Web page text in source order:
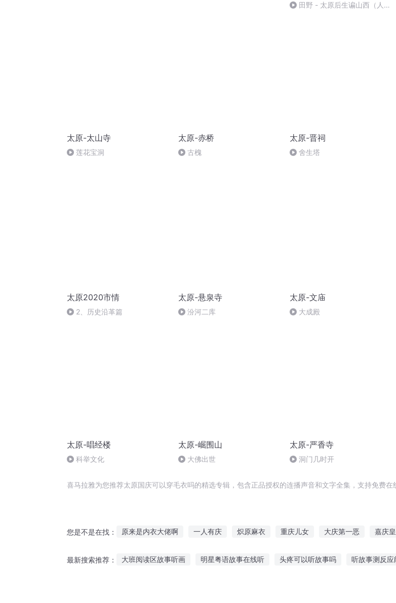
田野 - 太原后生谝山西（人说
太原-太山寺
莲花宝洞
太原-赤桥
古槐
太原-晋祠
舍生塔
太原2020市情
2、历史沿革篇
太原-悬泉寺
汾河二库
太原-文庙
大成殿
太原-唱经楼
科举文化
太原-崛围山
大佛出世
太原-严香寺
洞门几时开
喜马拉雅为您推荐太原国庆可以穿毛衣吗的精选专辑，包含正品授权的连播声音和文字全集，支持免费在
您是不是在找： 原来是内衣大佬啊 一人有庆 炽原麻衣 重庆儿女 大庆第一恶 嘉庆
最新搜索推荐： 大班阅读区故事听画 明星粤语故事在线听 头疼可以听故事吗 听故事测反应